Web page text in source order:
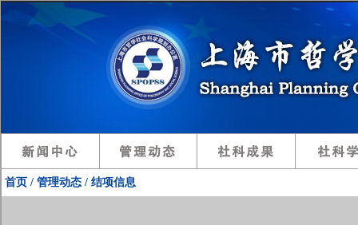
首页 / 管理动态 / 结项信息